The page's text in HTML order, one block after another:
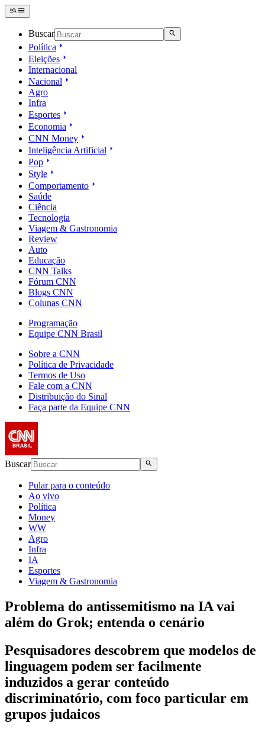
Buscar
Política
Eleições
Internacional
Nacional
Agro
Infra
Esportes
Economia
CNN Money
Inteligência Artificial
Pop
Style
Comportamento
Saúde
Ciência
Tecnologia
Viagem & Gastronomia
Review
Auto
Educação
CNN Talks
Fórum CNN
Blogs CNN
Colunas CNN
Programação
Equipe CNN Brasil
Sobre a CNN
Política de Privacidade
Termos de Uso
Fale com a CNN
Distribuição do Sinal
Faça parte da Equipe CNN
Buscar
Pular para o conteúdo
Ao vivo
Política
Money
WW
Agro
Infra
IA
Esportes
Viagem & Gastronomia
Problema do antissemitismo na IA vai
além do Grok; entenda o cenário
Pesquisadores descobrem que modelos de
linguagem podem ser facilmente
induzidos a gerar conteúdo
discriminatório, com foco particular em
grupos judaicos